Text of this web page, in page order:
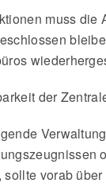
muss
der
vorab